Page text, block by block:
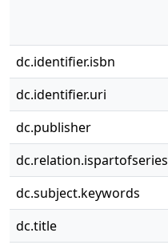
dc.identifier.isbn
dc.identifier.uri
dc.publisher
dc.relation.ispartofseries
dc.subject.keywords
dc.title